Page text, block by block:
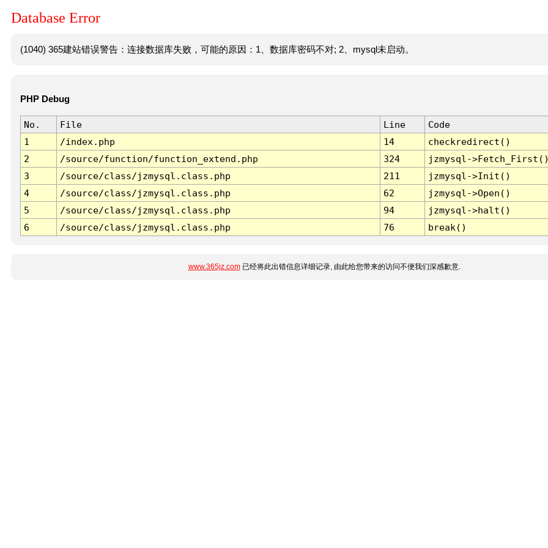
Database Error
(1040) 365建站错误警告：连接数据库失败，可能的原因：1、数据库密码不对; 2、mysql未启动。
PHP Debug
No. File Line
Code
1
/index.php 14
checkredirect()
2
/source/function/function_extend.php 324
jzmysql-
3
/source/class/jzmysql.class.php 211
jzmysql->Init()
4
/source/class/jzmysql.class.php 62
jzmysql->Open()
5
/source/class/jzmysql.class.php 94
jzmysql->halt()
6
/source/class/jzmysql.class.php 76 break()
www.365jz.com已经将此出错信息详细记录, 由此给您带来的访问不便我们深感歉意.